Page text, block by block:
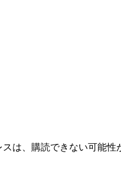
は、購読できない可能性